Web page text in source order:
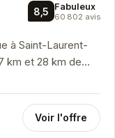
8,5 Fabuleux
60 802 avis
à Saint-Laurent-
km et 28 km de
Voir l'offre